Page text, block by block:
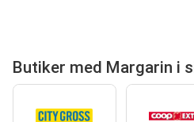
Butiker med Margarin i